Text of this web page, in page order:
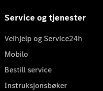
Service og tjenester
Veihjelp og Service24h
Mobilo
Bestill service
Instruksjonsbøker